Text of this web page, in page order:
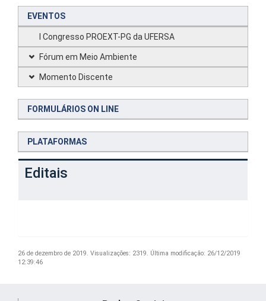
EVENTOS
I Congresso PROEXT-PG da UFERSA
Fórum em Meio Ambiente
Momento Discente
FORMULÁRIOS ON LINE
PLATAFORMAS
Editais
26 de dezembro de 2019. Visualizações: 2319. Última modificação: 26/12/2019
12:39:46